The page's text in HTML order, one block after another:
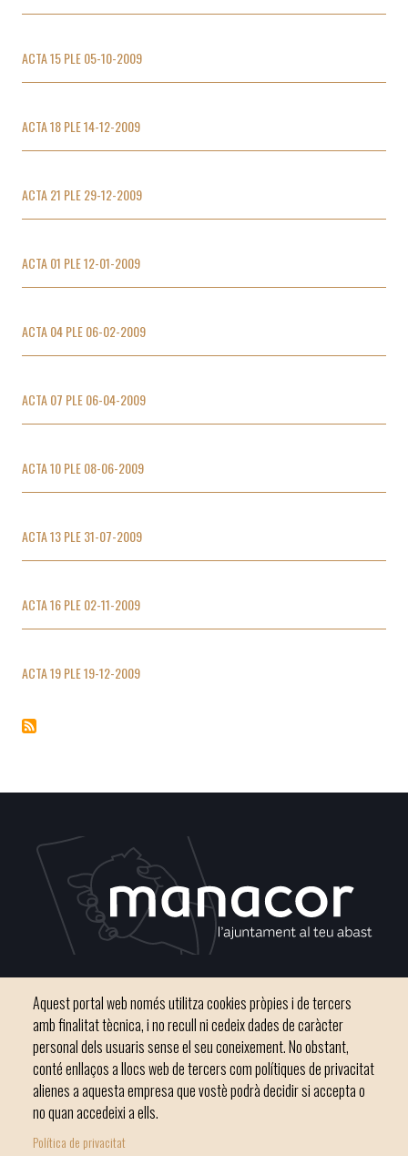
ACTA 15 PLE 05-10-2009
ACTA 18 PLE 14-12-2009
ACTA 21 PLE 29-12-2009
ACTA 01 PLE 12-01-2009
ACTA 04 PLE 06-02-2009
ACTA 07 PLE 06-04-2009
ACTA 10 PLE 08-06-2009
ACTA 13 PLE 31-07-2009
ACTA 16 PLE 02-11-2009
ACTA 19 PLE 19-12-2009
Inici Ajuntament El nostre municipi
Telèfon 971 84 91 00 - CIF: P0703300D
Aquest portal web només utilitza cookies pròpies i de tercers
amb finalitat tècnica, i no recull ni cedeix dades de caràcter
personal dels usuaris sense el seu coneixement. No obstant,
conté enllaços a llocs web de tercers com polítiques de privacitat
alienes a aquesta empresa que vostè podrà decidir si accepta o
no quan accedeixi a ells.
Política de privacitat